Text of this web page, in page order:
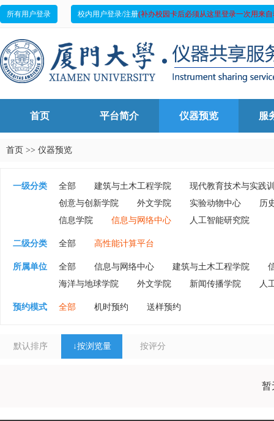
所有用户登录 校内用户登录/注册(补办校园卡后必须从这里登录一次用来
首页 平台简介 仪器预览 服
首页 >> 仪器预览
一级分类 全部 建筑与土木工程学院
现代教育技术与实践
创意与创新学院
外文学院 实验动物中心
历
信息学院
信息与网络中心 人工智能研究院
二级分类 全部 高性能计算平台
所属单位 全部 信息与网络中心 建筑与土木工程学院
海洋与地球学院
外文学院 新闻传播学院 人
预约模式 全部 机时预约 送样预约
默认排序 ↓按浏览量 按评分
暂